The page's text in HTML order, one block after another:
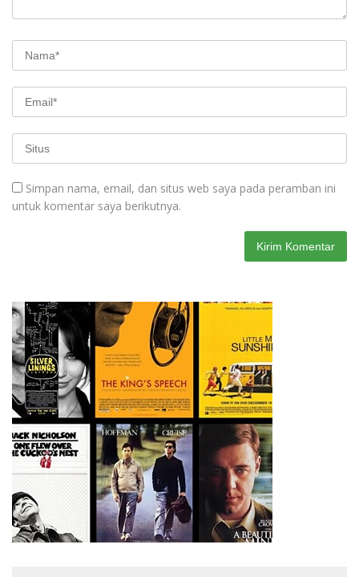
Simpan nama, email, dan situs web saya pada peramban ini
untuk komentar saya berikutnya.